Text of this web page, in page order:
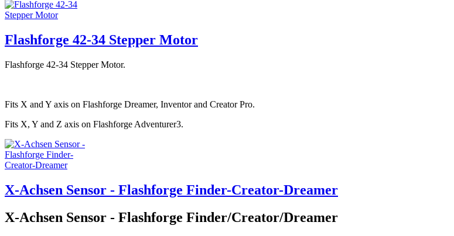
Flashforge 42-34 Stepper Motor
Flashforge 42-34 Stepper Motor.
Fits X and Y axis on Flashforge Dreamer, Inventor and Creator Pro.
Fits X, Y and Z axis on Flashforge Adventurer3.
X-Achsen Sensor - Flashforge Finder-Creator-Dreamer
X-Achsen Sensor - Flashforge Finder/Creator/Dreamer